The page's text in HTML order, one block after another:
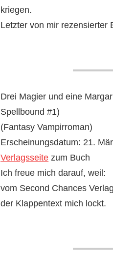
kriegen.
Letzter von mir rezensierter
Drei Magier und eine
Spellbound #1)
(Fantasy Vampirroman)
Erscheinungsdatum: 21.
Verlagsseite zum Buch
Ich freue mich darauf, weil:
vom Second Chances
der Klappentext mich lockt.